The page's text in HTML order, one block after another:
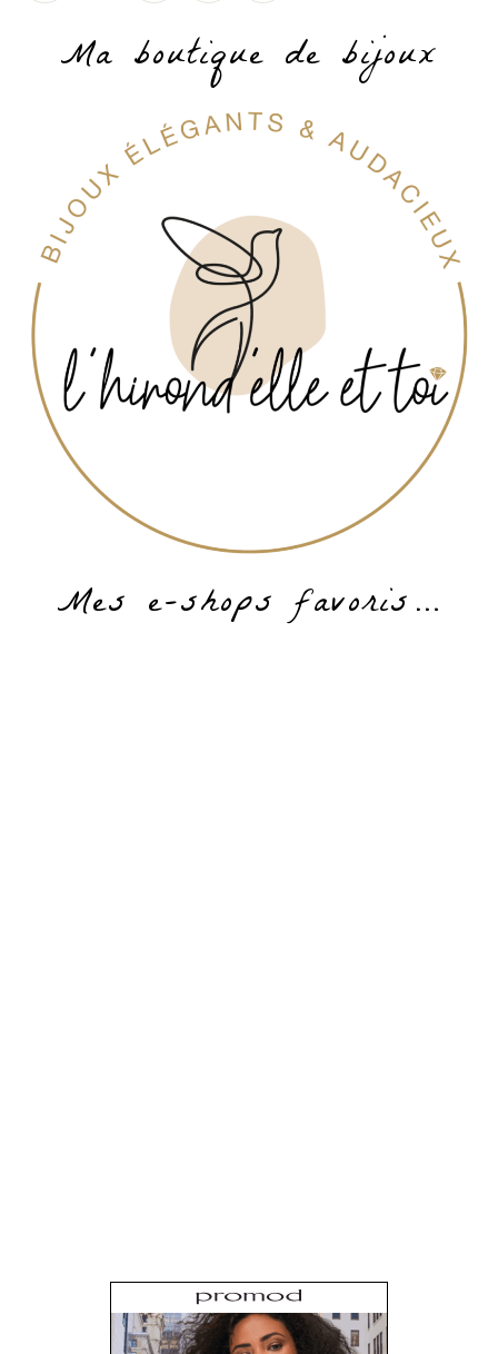
Ma boutique de bijoux
Mes e-shops favoris…